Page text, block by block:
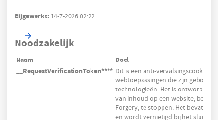
Bijgewerkt: 14-7-2026 02:22
Noodzakelijk
Naam
Doel
__RequestVerificationToken**** Dit is een anti-vervalsingscookie
webtoepassingen die zijn gebouwd
technologieën. Het is ontworpen
van inhoud op een website,
Forgery, te stoppen. Het bevat
en wordt vernietigd bij het sluiten